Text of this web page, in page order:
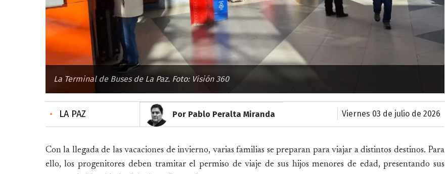
La Terminal de Buses de La Paz. Foto: Visión 360
• LA PAZ Por Pablo Peralta Miranda viernes 03 de julio de 2026
Con la llegada de las vacaciones de invierno, varias familias se preparan para viajar a distintos destinos. Para
ello, los progenitores deben tramitar el permiso de viaje de sus hijos menores de edad, presentando sus